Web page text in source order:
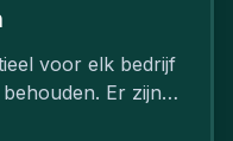
voor elk bedrijf
Er zijn